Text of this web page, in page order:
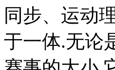
同步、运动
于一体.无论